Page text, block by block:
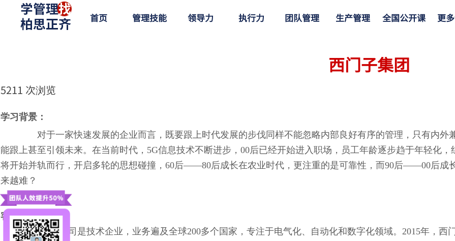
首页 管理技能 领导力 执行力 团队管理 生产管理 全国公开课 更
西门子集团
5211 次浏览
学习背景：
对于一家快速发展的企业而言，既要跟上时代发展的步伐同样不能忽略内部良好有序的管理，只有内
能跟上甚至引领未来。在当前时代，5G信息技术不断进步，00后已经开始进入职场，员工年龄逐步趋于年轻化
将开始并轨而行，开启多轮的思想碰撞，60后——80后成长在农业时代，更注重的是可靠性，而90后——00后成
来越难？
客户介绍：
西门子股份公司是技术企业，业务遍及全球200多个国家，专注于电气化、自动化和数字化领域。2015年，西